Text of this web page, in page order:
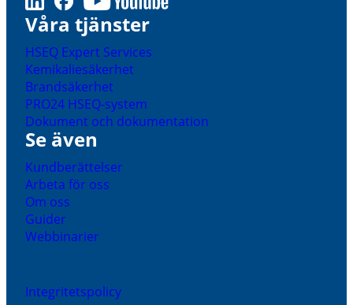
Våra tjänster
HSEQ Expert Services
Kemikaliesäkerhet
Brandsäkerhet
PRO24 HSEQ-system
Dokument och dokumentation
Se även
Kundberättelser
Arbeta för oss
Om oss
Guider
Webbinarier
Integritetspolicy